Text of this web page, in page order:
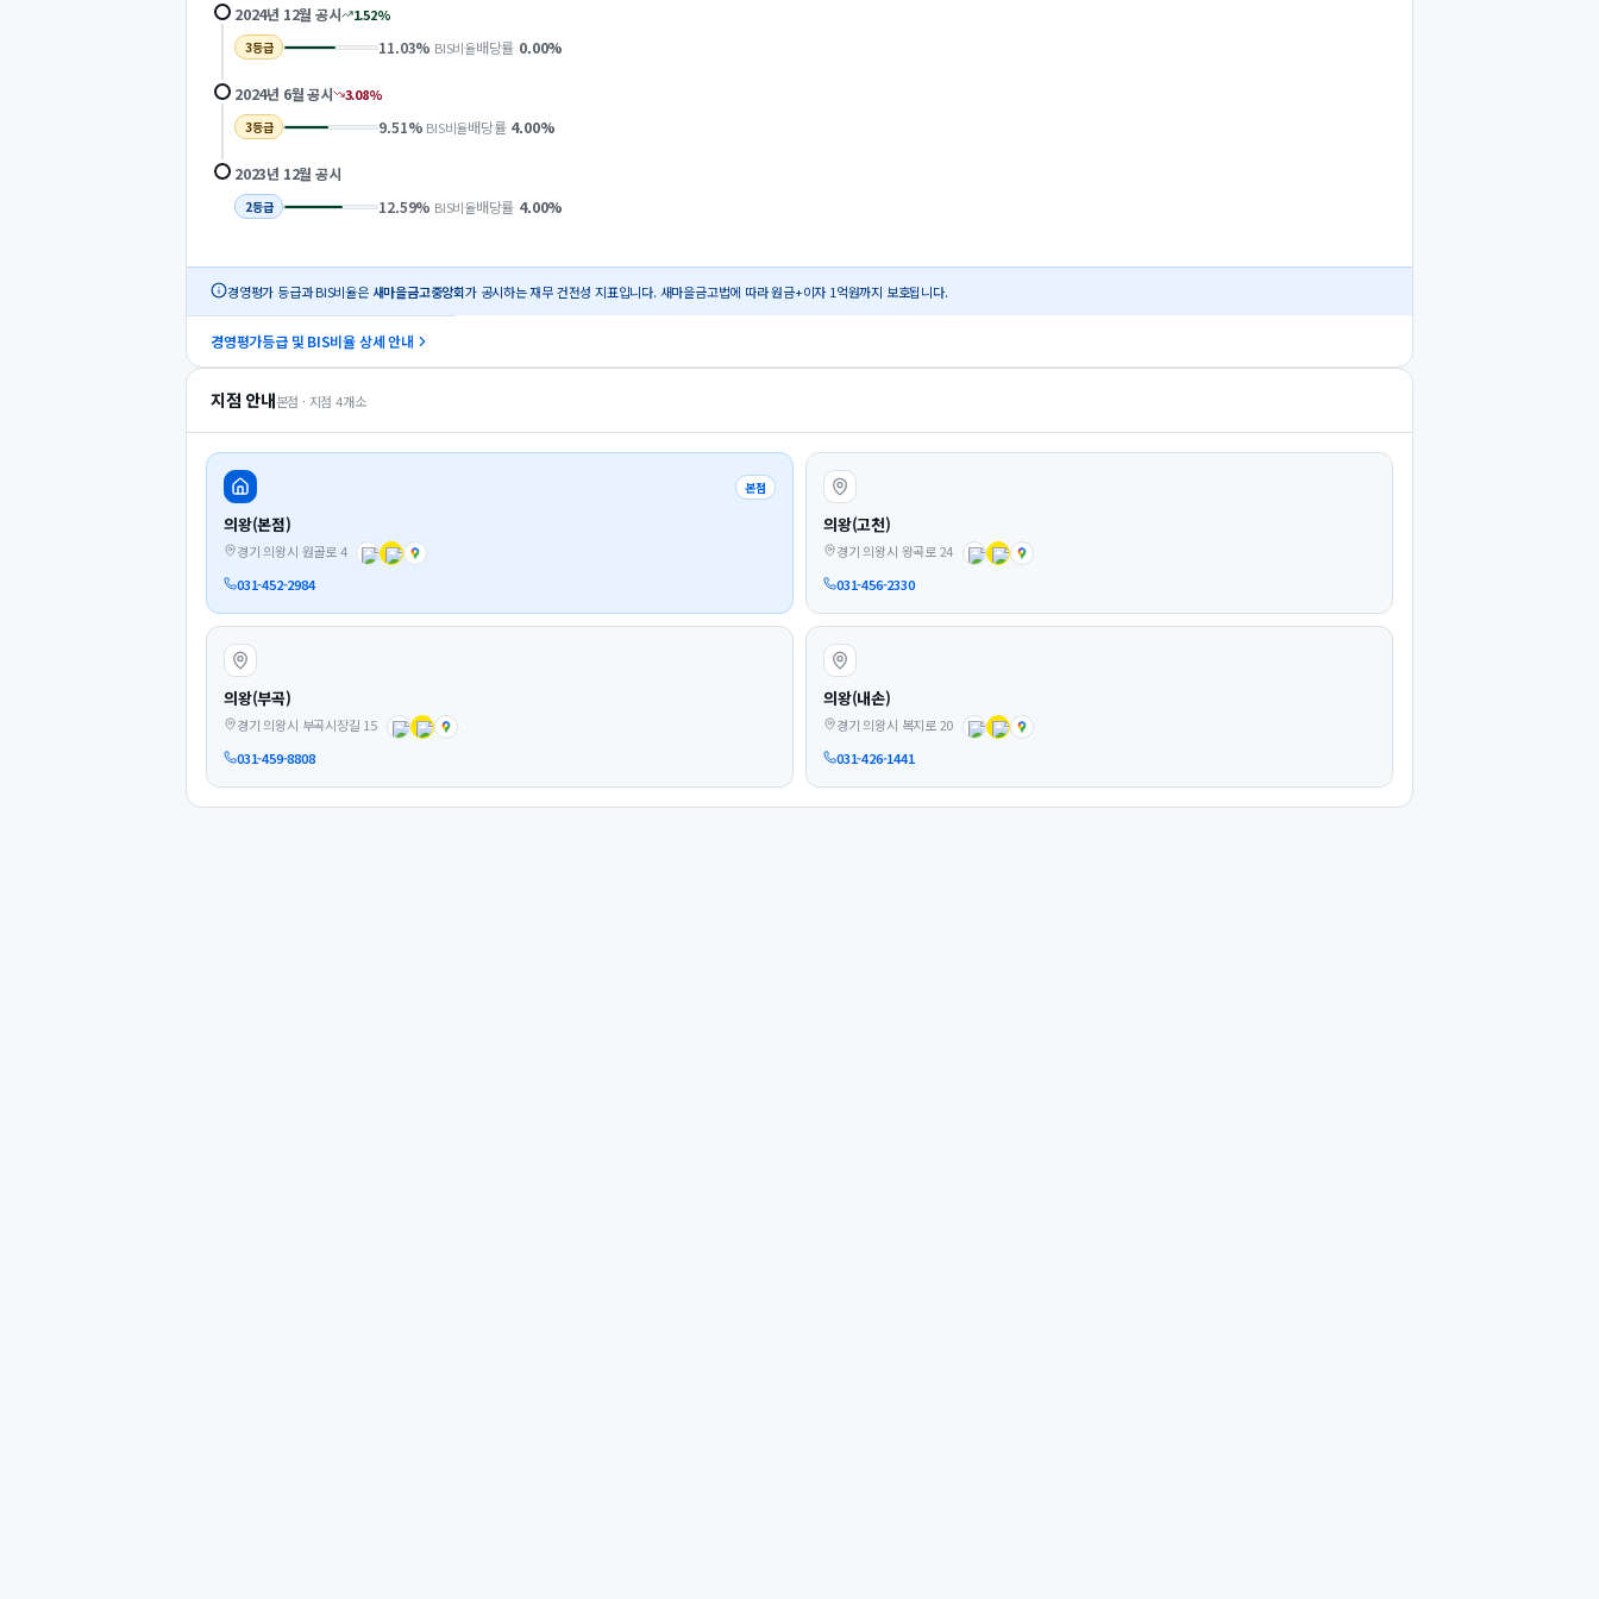
2024년 12월 공시 1.52%
3등급 11.03% BIS비율배당률 0.00%
2024년 6월공시 3.08%
3등급 9.51% BIS비율배당률 4.00%
2023년 12월 공시
2등급 12.59% BIS비율배당률 4.00%
경영평가 등급과 BIS비율은 새마을금고중앙회가 공시하는 재무 건전성 지표입니다. 새마을금고법에 따라 원금+이자 1억원까지 보호됩니다.
경영평가등급 및 BIS비율 상세 안내
지점 안내본점 · 지점 4개소
본점
의왕(본점)
경기 의왕시 원골로 4
031-452-2984
의왕(고천)
경기 의왕시 왕곡로 24
031-456-2330
의왕(부곡)
경기 의왕시 부곡시장길 15
031-459-8808
의왕(내손)
경기 의왕시 복지로 20
031-426-1441